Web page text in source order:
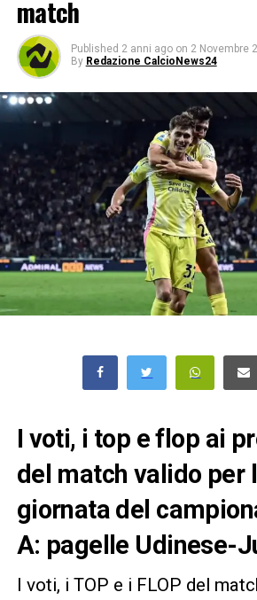
match
Published 2 anni ago on 2 Novembre
By Redazione CalcioNews24
I voti, i top e flop ai
del match valido per
giornata del
A: pagelle Udinese-
I voti, i TOP e i FLOP del